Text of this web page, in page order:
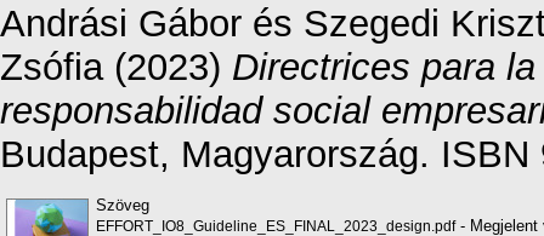
Andrási Gábor és Szegedi
Zsófia(2023) Directrices para
responsabilidad social
Budapest, Magyarország. ISBN
Szöveg
EFFORT_IO8_Guideline_ES_FINAL_2023_design.pdf- Megjelent